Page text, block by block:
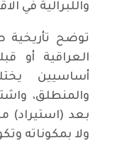
واللبرالية في
توضح تأريخية
العراقية أو
أساسيين
والمنطلق،
بعد (استيراد)
ولا بمكوناته